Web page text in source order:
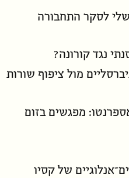
לסקר התחבורה
נגד קורונה?
מול ציפוף שורות
מפגשים בזום
של קסיו